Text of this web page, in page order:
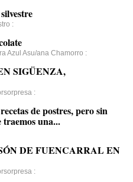
:
Azul Asu/ana Chamorro :
SIGÜENZA,
:
de postres, pero sin
traemos una...
DE FUENCARRAL EN
: